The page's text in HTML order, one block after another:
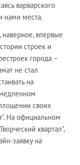
варварского
нами места.
наверное, впервые
строек и
города –
не стал
на
своих
На официальном
квартал",
заявку на